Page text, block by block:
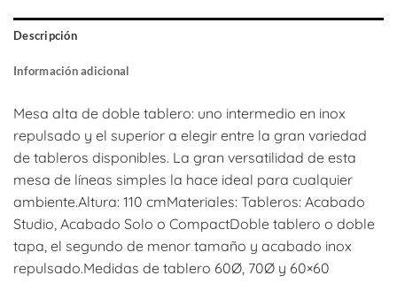
Descripción
Información adicional
Mesa alta de doble tablero: uno intermedio en inox
repulsado y el superior a elegir entre la gran variedad
de tableros disponibles. La gran versatilidad de esta
mesa de líneas simples la hace ideal para cualquier
ambiente.Altura: 110 cmMateriales: Tableros: Acabado
Studio, Acabado Solo o CompactDoble tablero o doble
tapa, el segundo de menor tamaño y acabado inox
repulsado.Medidas de tablero 60Ø, 70Ø y 60×60